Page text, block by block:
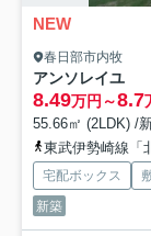
NEW
春日部市内牧
アンソレイユ
8.49万円～8.7
55.66㎡ (2LDK) /
東武伊勢崎線「
宅配ボックス
新築